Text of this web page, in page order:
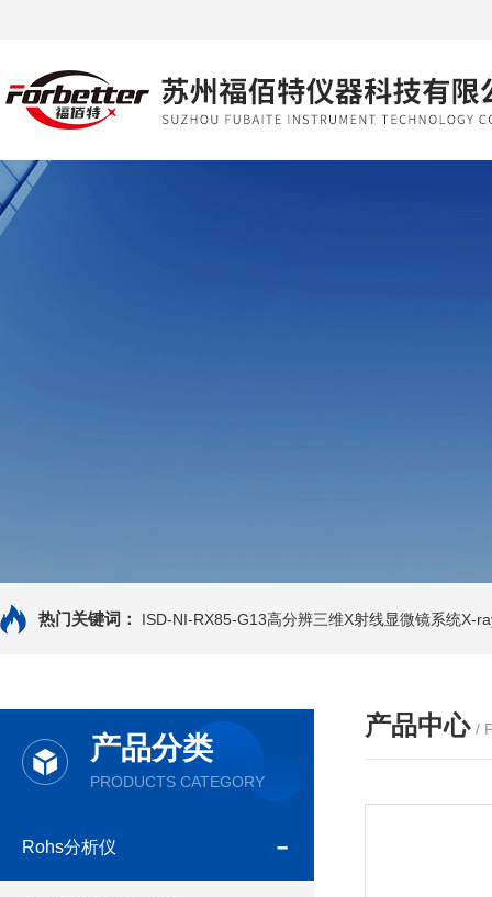
热门关键词： ISD-NI-RX85-G13高分辨三维X射线显微镜系统X-
产品分类
PRODUCTS CATEGORY
Rohs分析仪
产品中心 /